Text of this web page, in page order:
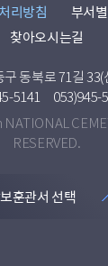
리방침 부서
찾아오시는길
동북로 71길
5141
053)945-
RESERVED.
훈관서 선택